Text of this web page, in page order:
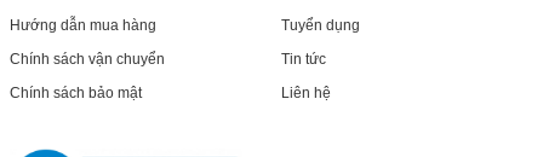
Hướng dẫn mua hàng
Chính sách vận chuyển
Chính sách bảo mật
Tuyển dụng
Tin tức
Liên hệ